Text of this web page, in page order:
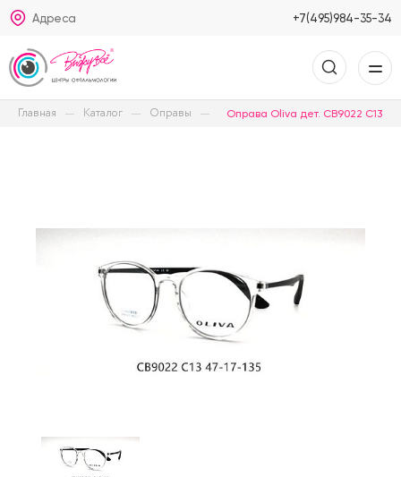
Адреса +7(495)984-35-34
Главная Каталог Оправы Оправа Oliva дет. CB9022 C13